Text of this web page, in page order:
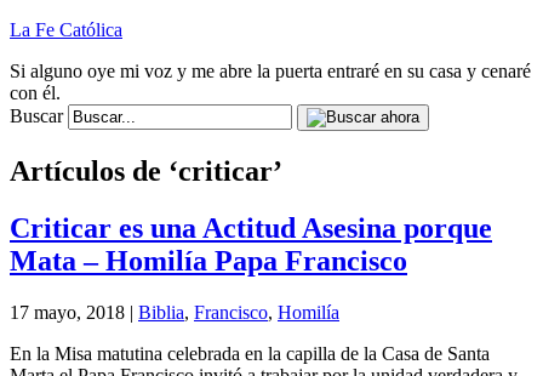
La Fe Católica
Si alguno oye mi voz y me abre la puerta entraré en su casa y cenaré
con él.
Buscar
Artículos de ‘criticar’
Criticar es una Actitud Asesina porque
Mata – Homilía Papa Francisco
17 mayo, 2018 | Biblia, Francisco, Homilía
En la Misa matutina celebrada en la capilla de la Casa de Santa